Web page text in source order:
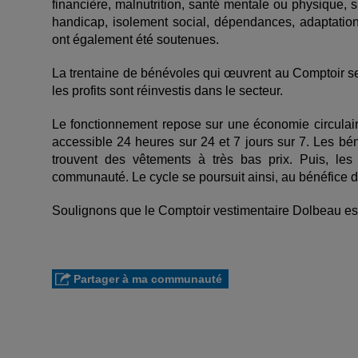
financière, malnutrition, santé mentale ou physique,
handicap, isolement social, dépendances,
ont également été soutenues.
La trentaine de bénévoles qui œuvrent au Comptoir
les profits sont réinvestis dans le secteur.
Le fonctionnement repose sur une économie
accessible 24 heures sur 24 et 7 jours sur 7. Les
trouvent des vêtements à très bas prix. Puis,
communauté. Le cycle se poursuit ainsi, au bénéfice
Soulignons que le Comptoir vestimentaire Dolbeau
Partager à ma communauté